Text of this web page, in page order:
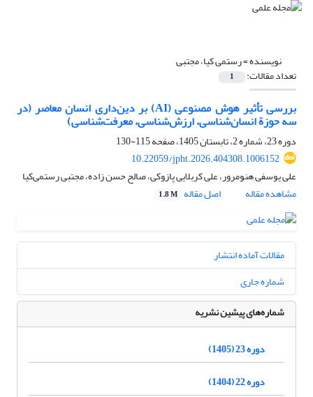
نویسنده =رستمی کیا، مجتبی
تعداد مقالات: 1
بررسی تأثیر هوش مصنوعی (AI) بر دین‌داری انسان معاصر (در
سه حوزة انسان‌شناسی، ارزش‌شناسی، معرفت‌شناسی)
دوره 23، شماره 2، تابستان 1405، صفحه
115-130
10.22059/jpht.2026.404308.1006152
علی یوسفی هنومرور، علی کربلایی پازوکی، صالح حسن زاده، مجتبی رستمی‌کیا
مشاهده مقاله
اصل مقاله 1.8 M
مقالات آماده انتشار
شماره جاری
شماره‌های پیشین نشریه
دوره 23 (1405)
دوره 22 (1404)